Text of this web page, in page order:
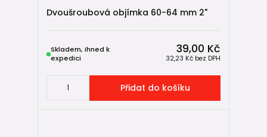
Dvoušroubová objímka 60-64 mm 2"
39,00 Kč
32,23 Kč bez DPH
Skladem, ihned k
expedici
Přidat do košíku